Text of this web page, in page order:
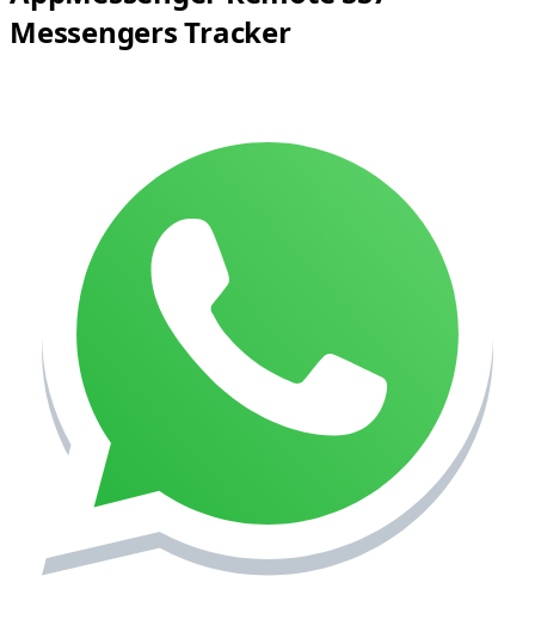
Messengers Tracker